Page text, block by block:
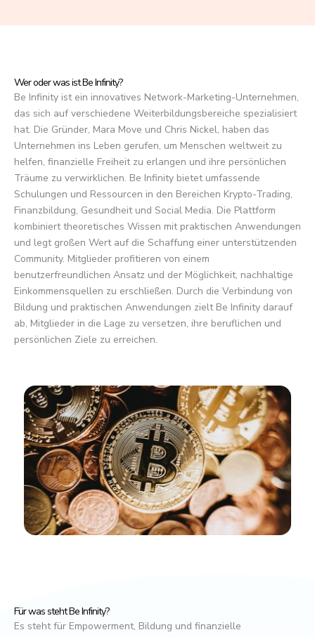
5
Wer oder was ist Be Infinity?
Be Infinity ist ein innovatives Network-Marketing-Unternehmen,
das sich auf verschiedene Weiterbildungsbereiche spezialisiert
hat. Die Gründer, Mara Move und Chris Nickel, haben das
Unternehmen ins Leben gerufen, um Menschen weltweit zu
helfen, finanzielle Freiheit zu erlangen und ihre persönlichen
Träume zu verwirklichen. Be Infinity bietet umfassende
Schulungen und Ressourcen in den Bereichen Krypto-Trading,
Finanzbildung, Gesundheit und Social Media. Die Plattform
kombiniert theoretisches Wissen mit praktischen Anwendungen
und legt großen Wert auf die Schaffung einer unterstützenden
Community. Mitglieder profitieren von einem
benutzerfreundlichen Ansatz und der Möglichkeit, nachhaltige
Einkommensquellen zu erschließen. Durch die Verbindung von
Bildung und praktischen Anwendungen zielt Be Infinity darauf
ab, Mitglieder in die Lage zu versetzen, ihre beruflichen und
persönlichen Ziele zu erreichen.
Für was steht Be Infinity?
Es steht für Empowerment, Bildung und finanzielle